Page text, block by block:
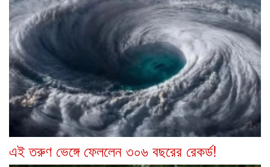
এই তরুণ ভেঙ্গে ফেললেন ৩০৬ বছরের রেকর্ড!